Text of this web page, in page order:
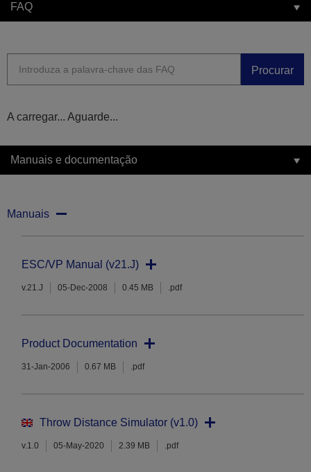
FAQ
Procurar
A carregar... Aguarde...
Manuais e documentação
Manuais
ESC/VP Manual (v21.J)
v.21.J 05-Dec-2008 0.45 MB .pdf
Product Documentation
31-Jan-2006 0.67 MB .pdf
Throw Distance Simulator (v1.0)
v.1.0 05-May-2020 2.39 MB .pdf